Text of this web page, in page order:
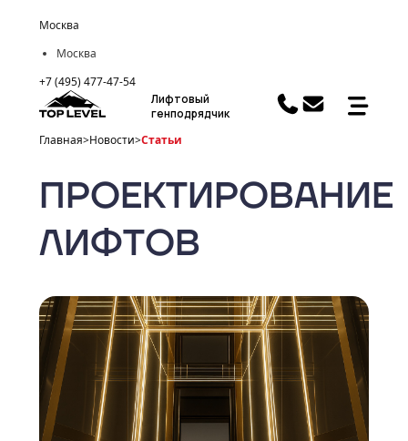
Москва
Москва
+7 (495) 477-47-54
Лифтовый
генподрядчик
Главная>Новости>Статьи
ПРОЕКТИРОВАНИЕ
ЛИФТОВ